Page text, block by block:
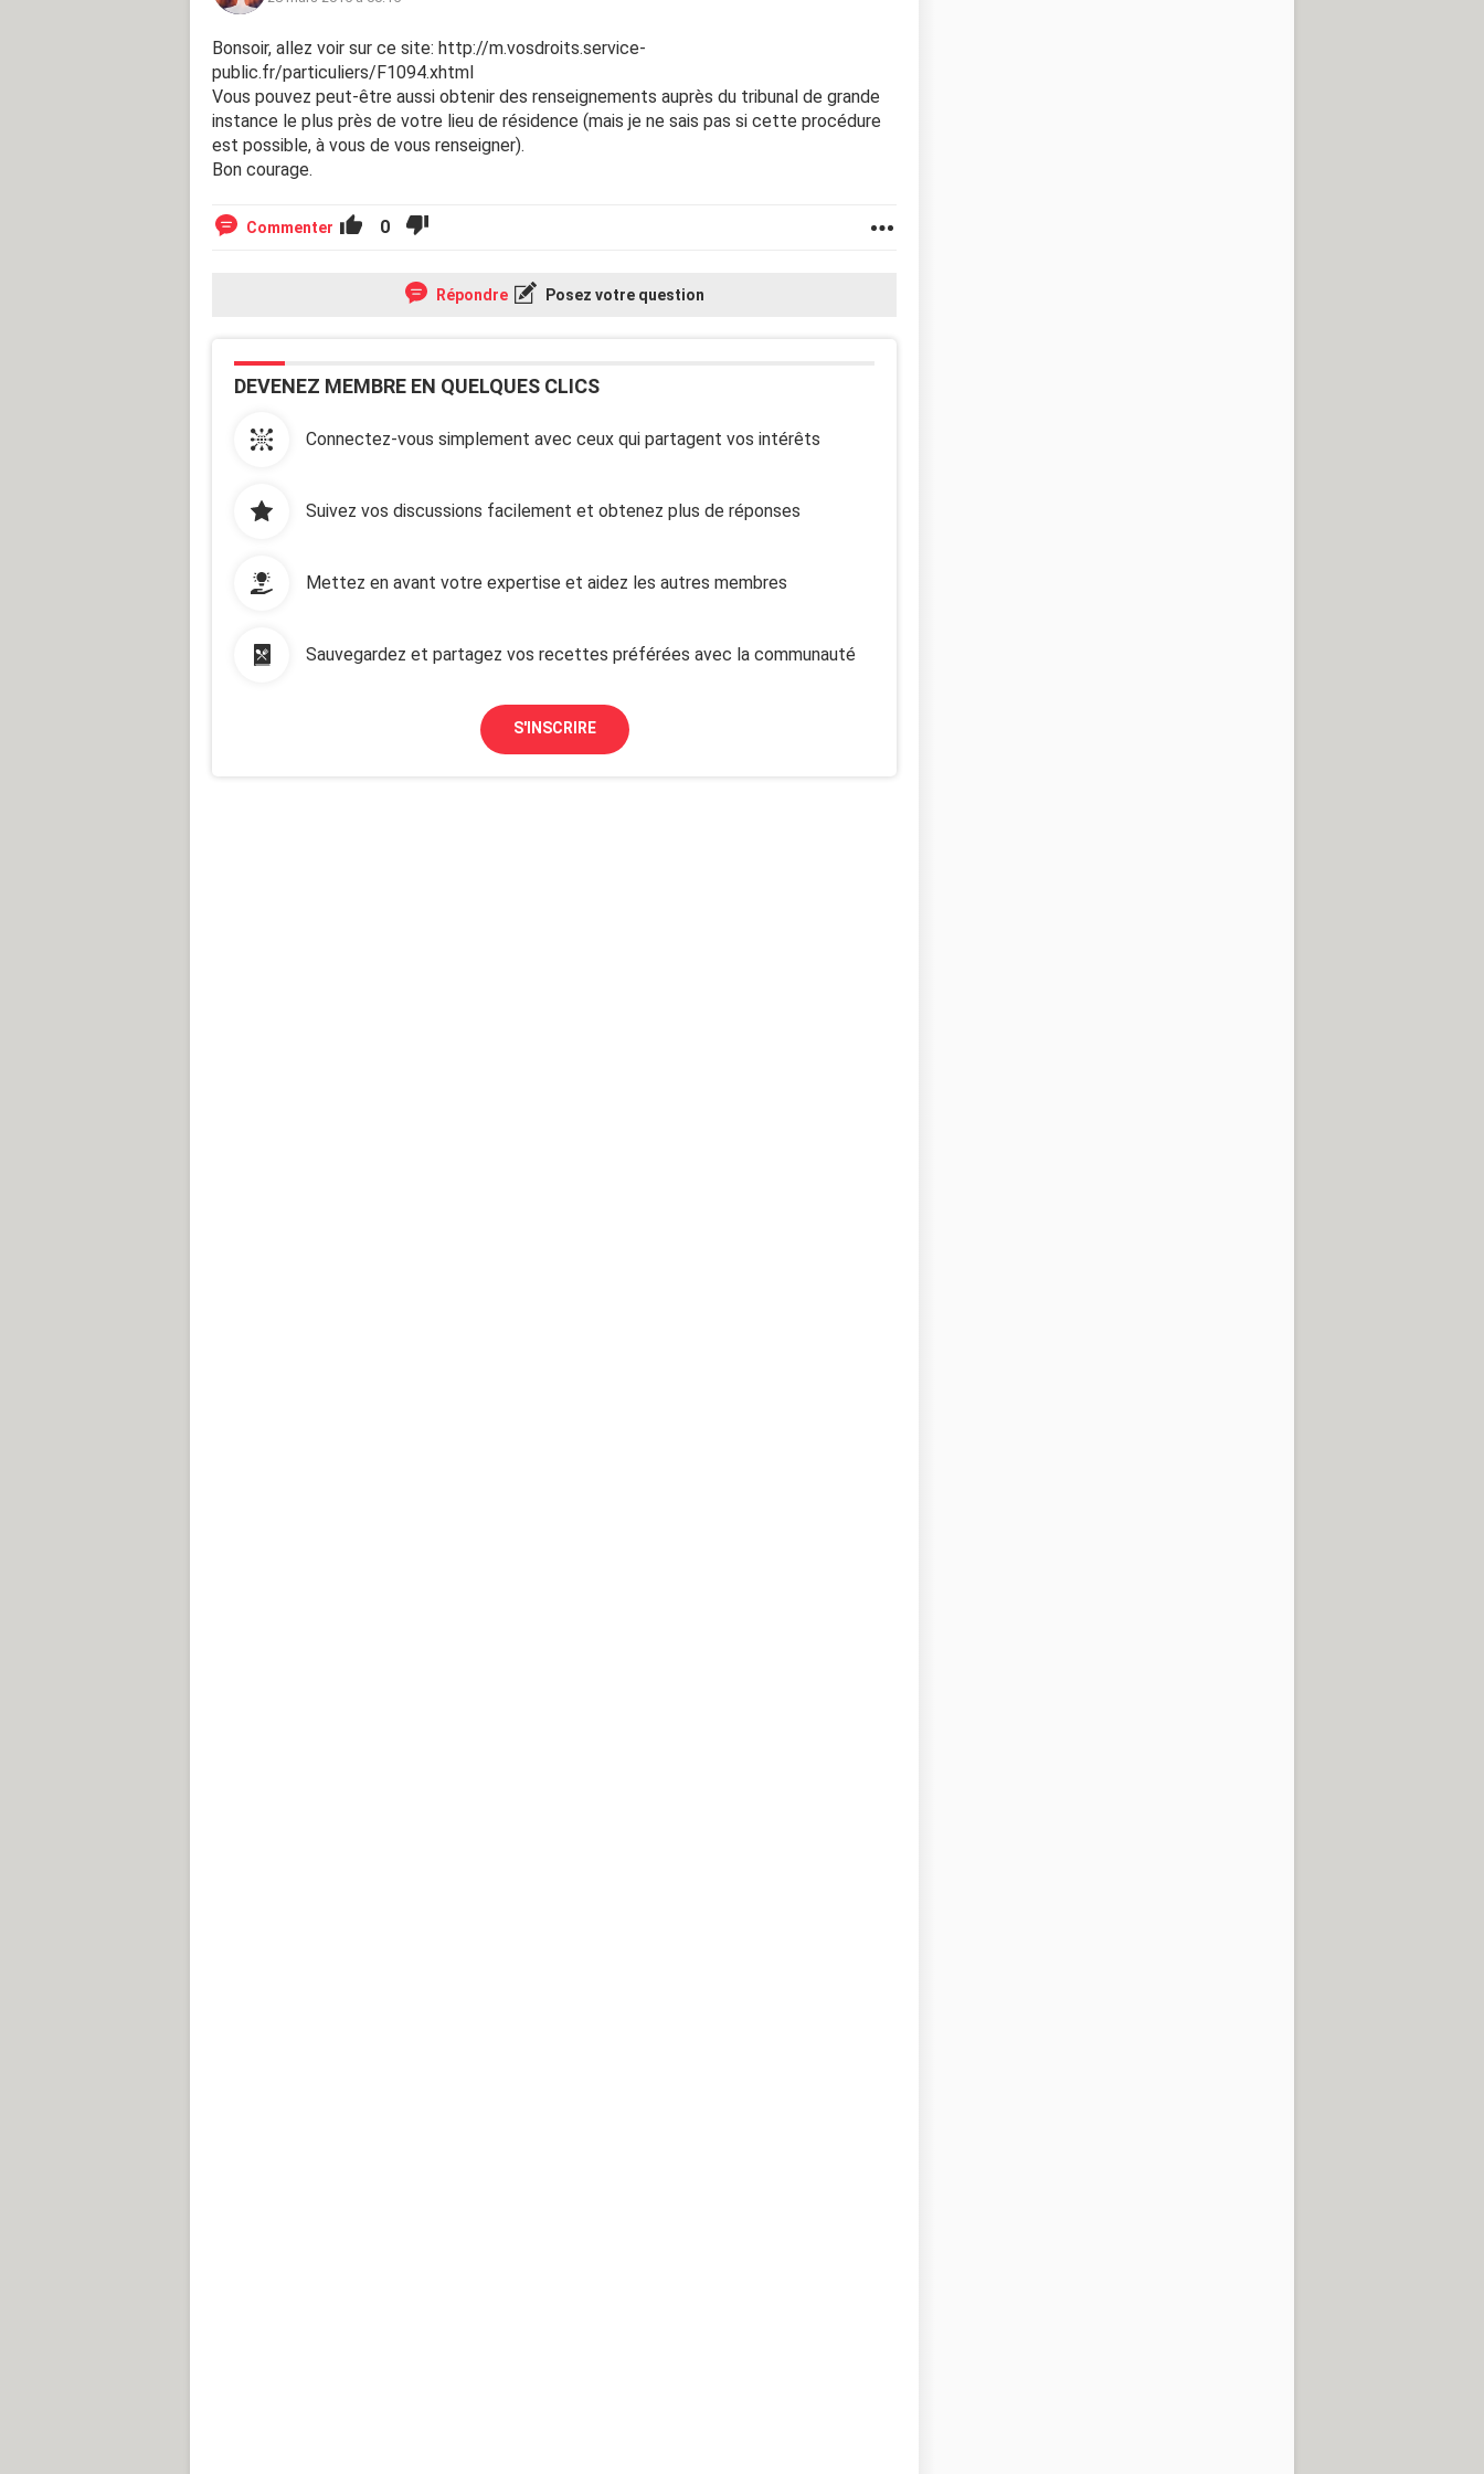
Bonsoir, allez voir sur ce site: http://m.vosdroits.service-
public.fr/particuliers/F1094.xhtml
Vous pouvez peut-être aussi obtenir des renseignements auprès du tribunal de grande
instance le plus près de votre lieu de résidence (mais je ne sais pas si cette procédure
est possible, à vous de vous renseigner).
Bon courage.
Commenter 0
Répondre Posez votre question
DEVENEZ MEMBRE EN QUELQUES CLICS
Connectez-vous simplement avec ceux qui partagent vos intérêts
Suivez vos discussions facilement et obtenez plus de réponses
Mettez en avant votre expertise et aidez les autres membres
Sauvegardez et partagez vos recettes préférées avec la communauté
S'INSCRIRE